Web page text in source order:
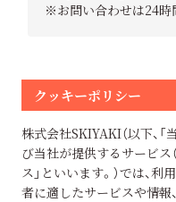
※お問い合わせは24時
クッキーポリシー
株式会社SKIYAKI（以下、「
び当社が提供するサービス
ス」といいます。）では、
者に適したサービスや情報